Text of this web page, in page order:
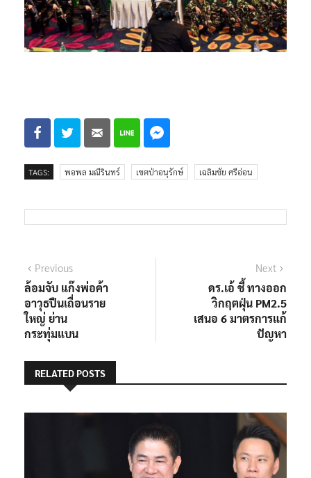
TAGS: พอพล มณีรินทร์ เขตป่าอนุรักษ์ เฉลิมชัย ศรีอ่อน
แนะแนว
เรื่อง
PreviousPrevious
post:
ล้อมจับ แก๊งพ่อค้า
อาวุธปืนเถื่อนราย
ใหญ่ ย่าน
กระทุ่มแบน
Next
ดร.เอ้ ชี้ ทางออก
วิกฤตฝุ่น PM2.5
เสนอ 6 มาตรการแก้
ปัญหา
RELATED POSTS